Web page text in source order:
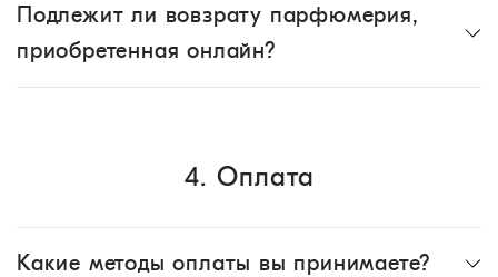
Подлежит ли вовзрату парфюмерия,
приобретенная онлайн?
4. Оплата
Какие методы оплаты вы принимаете?